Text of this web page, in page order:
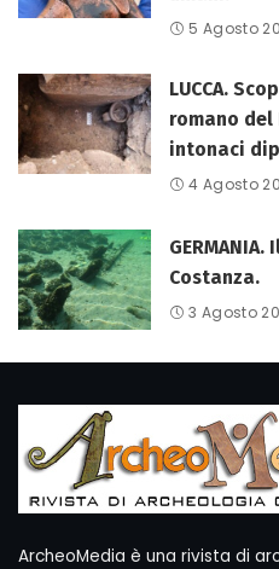
5 Agosto
LUCCA.
romano del
intonaci
4 Agosto
Costanza.
3 Agosto
ArcheoMedia è una rivista di